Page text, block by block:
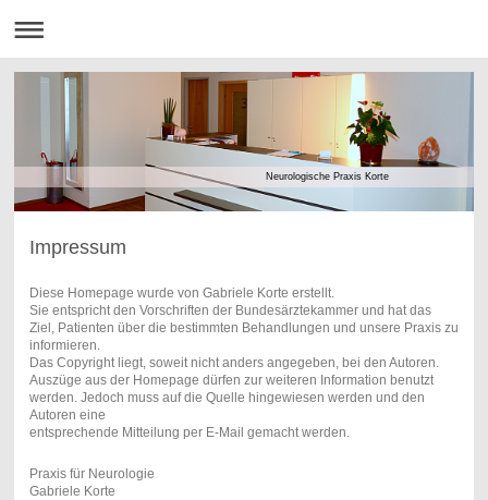
Neurologische Praxis Korte
Impressum
Diese Homepage wurde von Gabriele Korte erstellt.
Sie entspricht den Vorschriften der Bundesärztekammer und hat das
Ziel, Patienten über die bestimmten Behandlungen und unsere Praxis zu
informieren.
Das Copyright liegt, soweit nicht anders angegeben, bei den Autoren.
Auszüge aus der Homepage dürfen zur weiteren Information benutzt
werden. Jedoch muss auf die Quelle hingewiesen werden und den
Autoren eine
entsprechende Mitteilung per E-Mail gemacht werden.
Praxis für Neurologie
Gabriele Korte